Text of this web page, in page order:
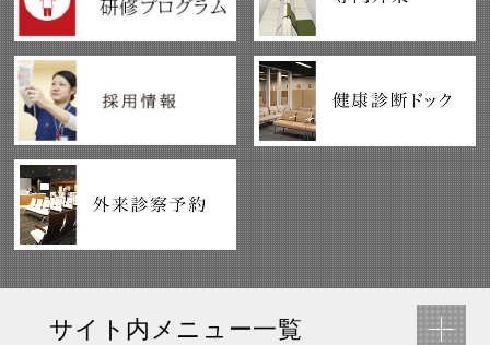
サイト内メニュー一覧